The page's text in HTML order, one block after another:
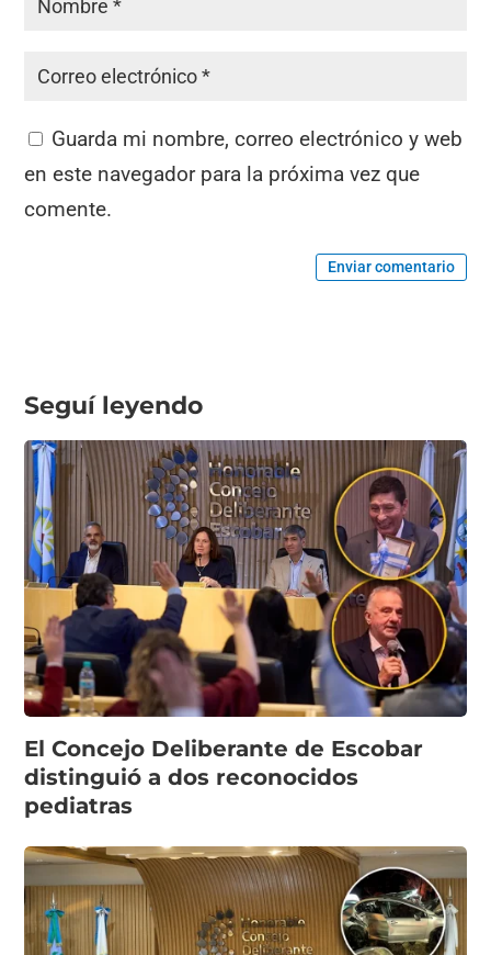
Guarda mi nombre, correo electrónico y web
en este navegador para la próxima vez que
comente.
Enviar comentario
Seguí leyendo
El Concejo Deliberante de Escobar
distinguió a dos reconocidos
pediatras